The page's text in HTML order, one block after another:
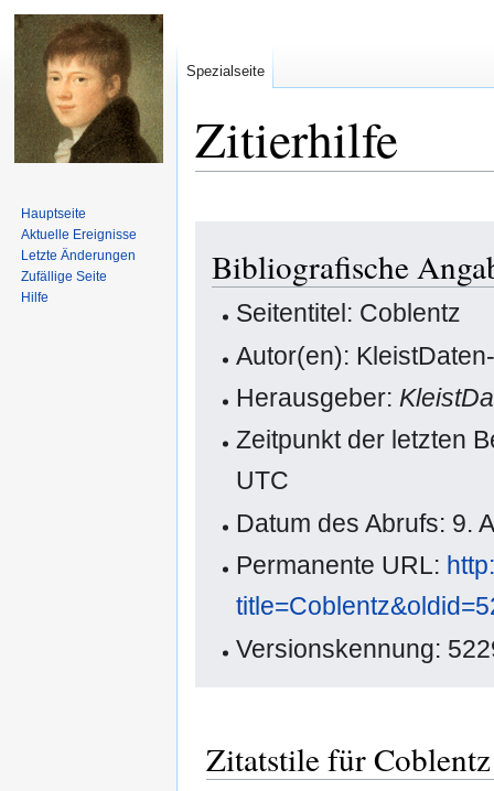
Zitierhilfe
Navigation
springen
Suche
springen
Bibliografische
Seitentitel: Coblentz
Autor(en):
Herausgeber:
Zeitpunkt der letzten
UTC
Datum des Abrufs: 9.
Permanente URL:
Versionskennung:
Zitatstile für Coblentz
Spezialseite
Hauptseite
Aktuelle Ereignisse
Letzte Änderungen
Zufällige Seite
Hilfe